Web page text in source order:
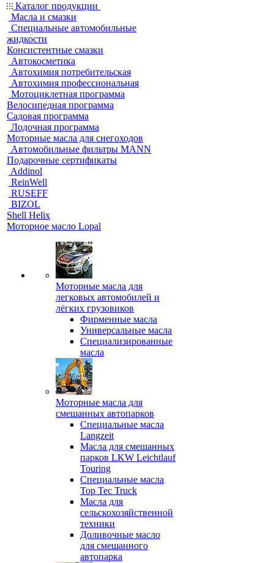
Каталог продукции
Масла и смазки
Специальные автомобильные
жидкости
Консистентные смазки
Автокосметика
Автохимия потребительская
Автохимия профессиональная
Мотоциклетная программа
Велосипедная программа
Садовая программа
Лодочная программа
Моторные масла для снегоходов
Автомобильные фильтры MANN
Подарочные сертификаты
Addinol
ReinWell
RUSEFF
BIZOL
Shell Helix
Моторное масло Lopal
Моторные масла для
легковых автомобилей и
лёгких грузовиков
Фирменные масла
Универсальные масла
Специализированные
масла
Моторные масла для
смешанных автопарков
Специальные масла
Langzeit
Масла для смешанных
парков LKW Leichtlauf
Touring
Специальные масла
Top Tec Truck
Масла для
сельскохозяйственной
техники
Доливочные масло
для смешанного
автопарка